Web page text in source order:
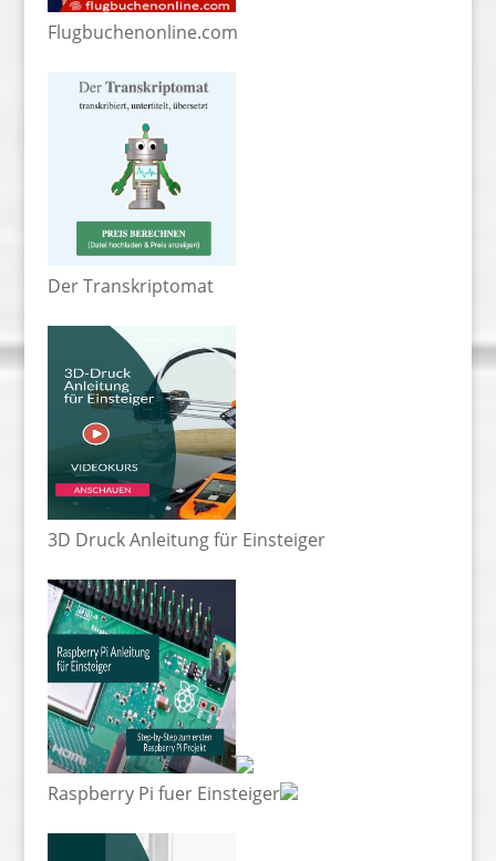
Flugbuchenonline.com
Der Transkriptomat
3D Druck Anleitung für Einsteiger
Raspberry Pi fuer Einsteiger